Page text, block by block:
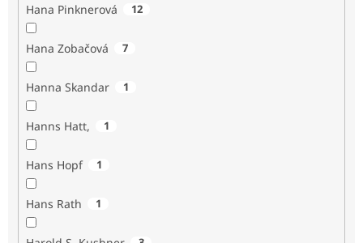
Hana Pinknerová 12
Hana Zobačová 7
Hanna Skandar 1
Hanns Hatt, 1
Hans Hopf 1
Hans Rath 1